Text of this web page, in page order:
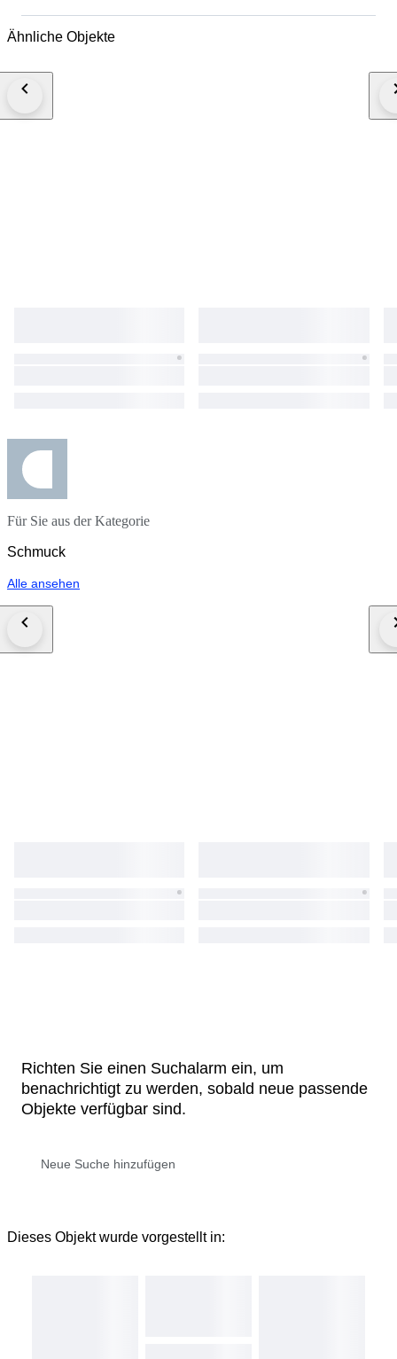
Ähnliche Objekte
Für Sie aus der Kategorie
Schmuck
Alle ansehen
Richten Sie einen Suchalarm ein, um
benachrichtigt zu werden, sobald neue passende
Objekte verfügbar sind.
Dieses Objekt wurde vorgestellt in: